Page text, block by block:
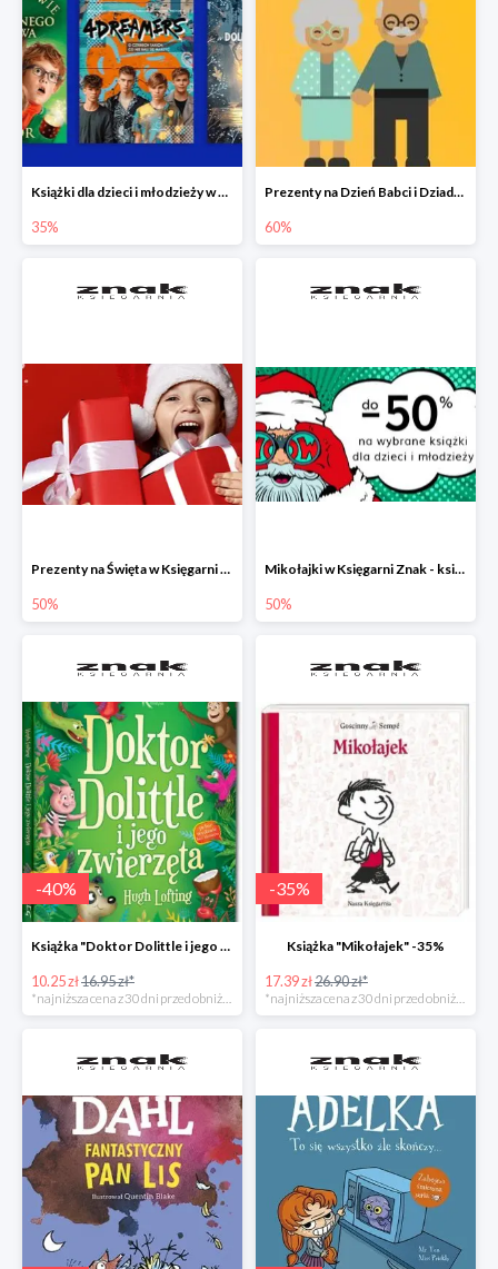
Książki dla dzieci i młodzieży w Księgarni Znak do -35%
35%
Prezenty na Dzień Babci i Dziadka w Księgarni Znak do -60%
60%
Prezenty na Święta w Księgarni Znak -50%
50%
Mikołajki w Księgarni Znak - książki dla dzieci i młodzieży do -50%
50%
-40%
Książka "Doktor Dolittle i jego zwierzęta" -40%
10.25 zł16.95 zł*
*najniższa cena z 30 dni przed obniżką
-35%
Książka "Mikołajek" -35%
17.39 zł26.90 zł*
*najniższa cena z 30 dni przed obniżką